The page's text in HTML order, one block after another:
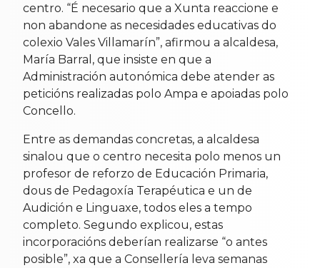
centro. “É necesario que a Xunta reaccione e
non abandone as necesidades educativas do
colexio Vales Villamarín”, afirmou a alcaldesa,
María Barral, que insiste en que a
Administración autonómica debe atender as
peticións realizadas polo Ampa e apoiadas polo
Concello.
Entre as demandas concretas, a alcaldesa
sinalou que o centro necesita polo menos un
profesor de reforzo de Educación Primaria,
dous de Pedagoxía Terapéutica e un de
Audición e Linguaxe, todos eles a tempo
completo. Segundo explicou, estas
incorporacións deberían realizarse “o antes
posible”, xa que a Consellería leva semanas